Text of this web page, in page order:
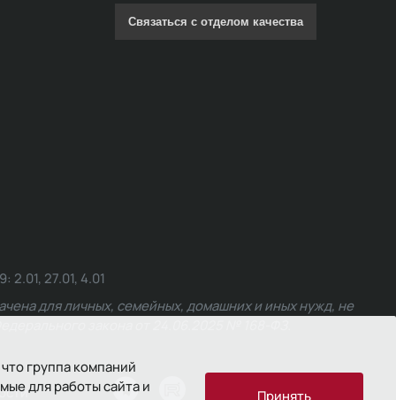
группа компаний
для работы сайта и
Принять
Связаться с отделом качества
27.01, 4.01
для личных, семейных, домашних и иных нужд, не